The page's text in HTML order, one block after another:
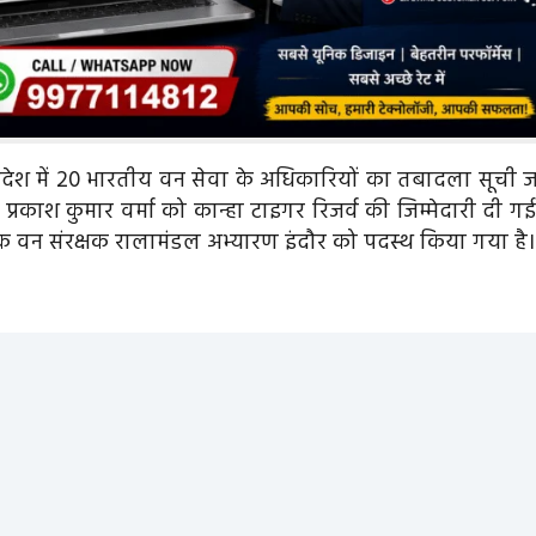
में 20 भारतीय वन सेवा के अधिकारियों का तबादला सूची
कुमार वर्मा को कान्हा टाइगर रिजर्व की जिम्मेदारी दी
संरक्षक रालामंडल अभ्यारण इंदौर को पदस्थ किया गया है।